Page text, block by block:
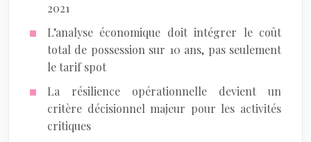
2021
L’analyse économique doit intégrer le coût
total de possession sur 10 ans, pas seulement
le tarif spot
La résilience opérationnelle devient un
critère décisionnel majeur pour les activités
critiques